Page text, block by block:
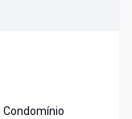
Condomínio